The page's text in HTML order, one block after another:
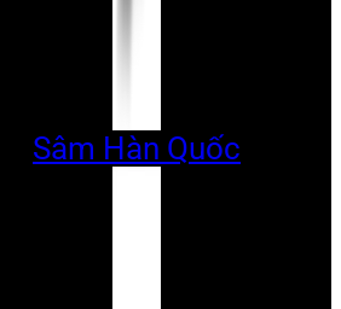
Sâm Hàn Quốc